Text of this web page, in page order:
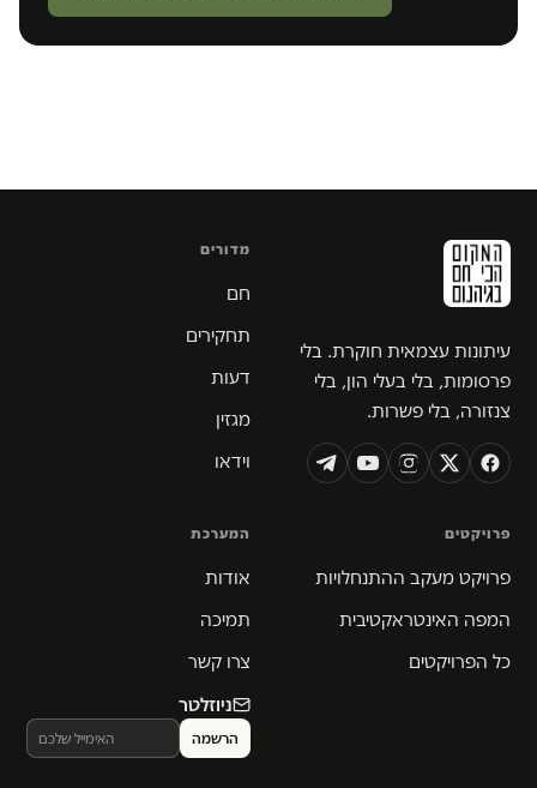
עיתונות עצמאית חוקרת. בלי
פרסומות, בלי בעלי הון, בלי
צנזורה, בלי פשרות.
מדורים
חם
תחקירים
דעות
מגזין
וידאו
פרויקטים
פרויקט מעקב ההתנחלויות
המפה האינטראקטיבית
כל הפרויקטים
המערכת
אודות
תמיכה
צרו קשר
ניוזלטר